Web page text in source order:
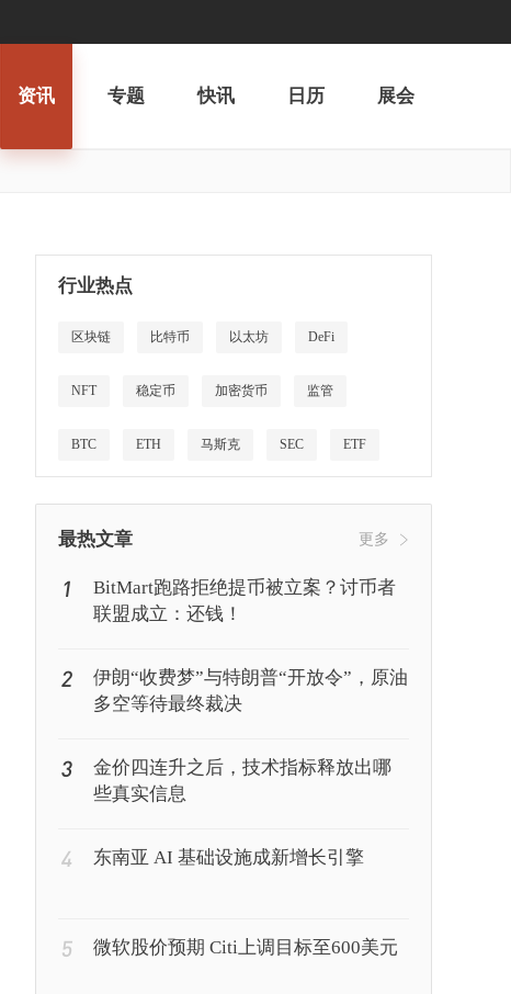
资讯 专题 快讯 日历 展会
行业热点
区块链 比特币 以太坊 DeFi
NFT 稳定币 加密货币 监管
BTC ETH 马斯克 SEC ETF
最热文章 更多
1
BitMart跑路拒绝提币被立案？讨币者
联盟成立：还钱！
2
伊朗“收费梦”与特朗普“开放令”，原油
多空等待最终裁决
3
金价四连升之后，技术指标释放出哪
些真实信息
4 东南亚 AI 基础设施成新增长引擎
5 微软股价预期 Citi上调目标至600美元